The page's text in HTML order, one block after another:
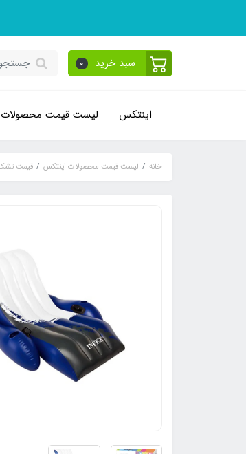
سبد خرید 0
اینتکس لیست قیمت
خانه لیست قیمت محصولات اینتکس قیمت تشک